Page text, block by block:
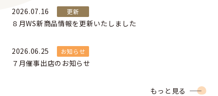
2026.07.16 更新
８月WS新商品情報を更新いたしました
2026.06.25 お知らせ
７月催事出店のお知らせ
もっと見る